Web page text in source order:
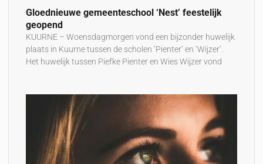
Gloednieuwe gemeenteschool ‘Nest’ feestelijk
geopend
KUURNE – Woensdagmorgen vond een bijzonder huwelijk
plaats in Kuurne tussen de scholen ‘Pienter’ en ‘Wijzer’.
Het huwelijk tussen Piefke Pienter en Wies Wijzer vond